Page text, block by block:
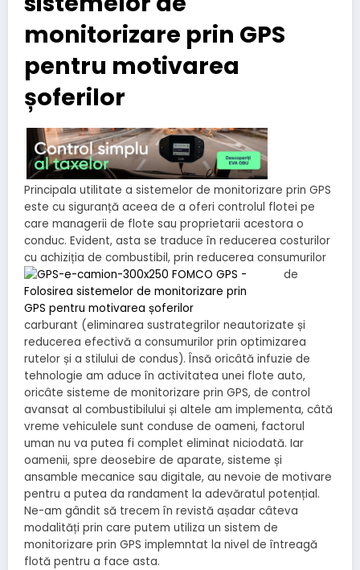
monitorizare prin GPS
pentru motivarea
șoferilor
Principala utilitate a sistemelor de monitorizare prin GPS
este cu siguranță aceea de a oferi controlul flotei pe
care managerii de flote sau proprietarii acestora o
conduc. Evident, asta se traduce în reducerea costurilor
cu achiziția de combustibil, prin reducerea consumurilor
de
carburant (eliminarea sustrategrilor neautorizate și
reducerea efectivă a consumurilor prin optimizarea
rutelor și a stilului de condus). Însă oricâtă infuzie de
tehnologie am aduce în activitatea unei flote auto,
oricâte sisteme de monitorizare prin GPS, de control
avansat al combustibilului și altele am implementa, câtă
vreme vehiculele sunt conduse de oameni, factorul
uman nu va putea fi complet eliminat niciodată. Iar
oamenii, spre deosebire de aparate, sisteme și
ansamble mecanice sau digitale, au nevoie de motivare
pentru a putea da randament la adevăratul potențial.
Ne-am gândit să trecem în revistă așadar câteva
modalități prin care putem utiliza un sistem de
monitorizare prin GPS implemntat la nivel de întreagă
flotă pentru a face asta.